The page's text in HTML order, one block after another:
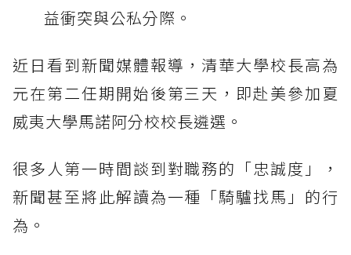
益衝突與公私分際。
近日看到新聞媒體報導，清華大學校長高為
元在第二任期開始後第三天，即赴美參加夏
威夷大學馬諾阿分校校長遴選。
很多人第一時間談到對職務的「忠誠度」，
新聞甚至將此解讀為一種「騎驢找馬」的行
為。